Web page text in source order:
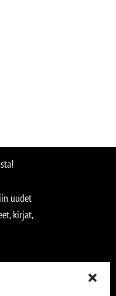
uudet
kirjat,